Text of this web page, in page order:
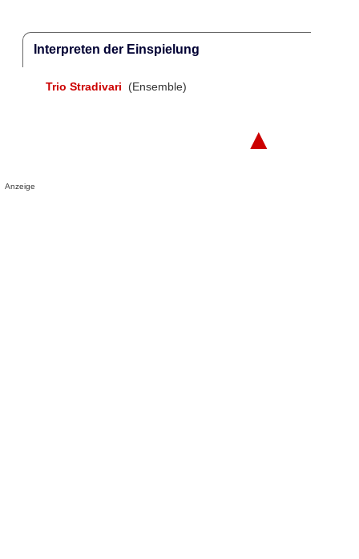
Interpreten der Einspielung
Trio Stradivari (Ensemble)
▲
Anzeige